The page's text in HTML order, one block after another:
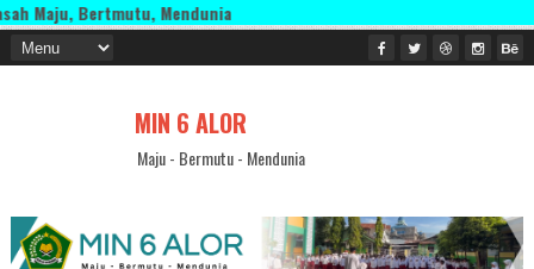
Mendunia
MIN 6 ALOR
Maju - Bermutu - Mendunia